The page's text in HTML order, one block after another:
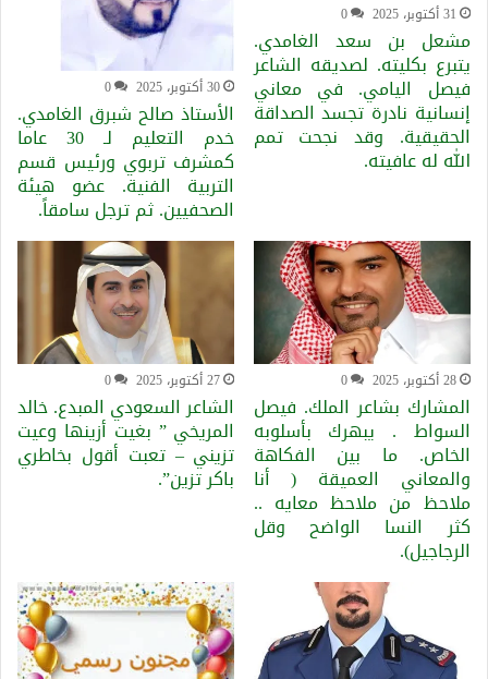
31 أكتوبر، 2025 0
مشعل بن سعد الغامدي.
يتبرع بكليته. لصديقه الشاعر
فيصل اليامي. في معاني
إنسانية نادرة تجسد الصداقة
الحقيقية. وقد نجحت تمم
الله له عافيته.
30 أكتوبر، 2025 0
الأستاذ صالح شبرق الغامدي.
خدم التعليم لـ 30 عاما
كمشرف تربوي ورئيس قسم
التربية الفنية. عضو هيئة
الصحفيين. ثم ترجل سامقاً.
28 أكتوبر، 2025 0
المشارك بشاعر الملك. فيصل
السواط . يبهرك بأسلوبه
الخاص. ما بين الفكاهة
والمعاني العميقة ( أنا
ملاحظ من ملاحظ معايه ..
كثر النسا الواضح وقل
الرجاجيل).
27 أكتوبر، 2025 0
الشاعر السعودي المبدع. خالد
المريخي ” بغيت أزينها وعيت
تزيني – تعبت أقول بخاطري
باكر تزين”.